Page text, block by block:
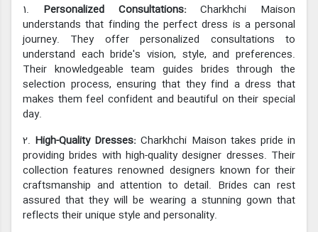
1. Personalized Consultations:Charkhchi Maison
understands that finding the perfect dress is a personal
journey. They offer personalized consultations to
understand each bride's vision, style, and preferences.
Their knowledgeable team guides brides through the
selection process, ensuring that they find a dress that
makes them feel confident and beautiful on their special
day.
2. High-Quality Dresses: Charkhchi Maison takes pride in
providing brides with high-quality designer dresses. Their
collection features renowned designers known for their
craftsmanship and attention to detail. Brides can rest
assured that they will be wearing a stunning gown that
reflects their unique style and personality.